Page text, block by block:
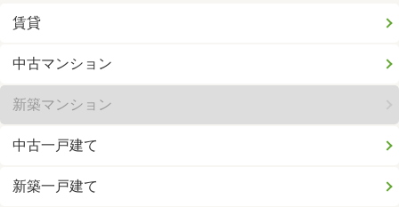
賃貸
中古マンション
新築マンション
中古一戸建て
新築一戸建て